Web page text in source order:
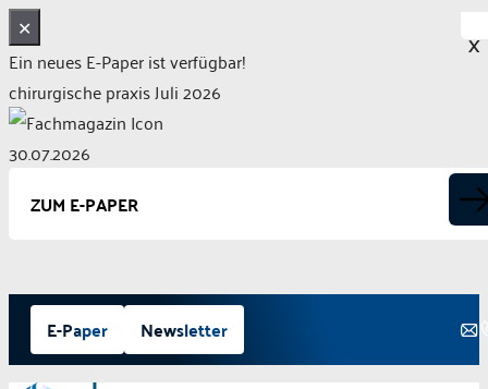
✕
Ein neues E-Paper ist verfügbar!
chirurgische praxis Juli 2026
30.07.2026
ZUM E-PAPER
Zum
Inhalt
springen
E-Paper Newsletter
X